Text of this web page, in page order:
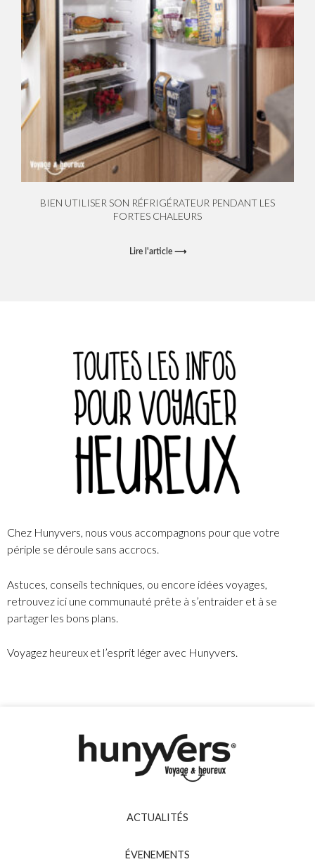
BIEN UTILISER SON RÉFRIGÉRATEUR PENDANT LES
FORTES CHALEURS
Lire l'article ⟶
Chez Hunyvers, nous vous accompagnons pour que votre
périple se déroule sans accrocs.
Astuces, conseils techniques, ou encore idées voyages,
retrouvez ici une communauté prête à s’entraider et à se
partager les bons plans.
Voyagez heureux et l’esprit léger avec Hunyvers.
ACTUALITÉS
ÉVENEMENTS